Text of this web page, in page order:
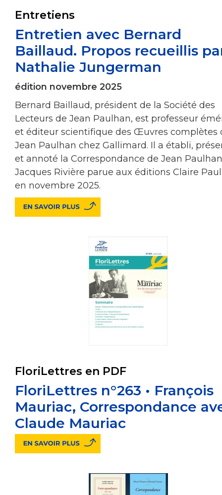
Entretiens
Entretien avec Bernard
Baillaud. Propos recueillis
Nathalie Jungerman
édition novembre 2025
Bernard Baillaud, président de la Société des
Lecteurs de Jean Paulhan, est professeur
et éditeur scientifique des Œuvres complètes
Jean Paulhan chez Gallimard. Il a établi,
et annoté la Correspondance de Jean
Jacques Rivière parue aux éditions Claire
en novembre 2025.
FloriLettres en PDF
FloriLettres n°263 • François
Mauriac, Correspondance
Claude Mauriac